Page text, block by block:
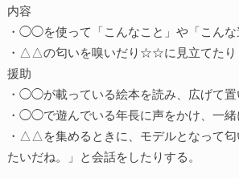
内容
・◯◯を使って「こんなこと」や「こんな
・△△の匂いを嗅いだり☆☆に見立てたり
援助
・◯◯が載っている絵本を読み、広げて置
・◯◯で遊んでいる年長に声をかけ、一緒
・△△を集めるときに、モデルとなって
たいだね。」と会話をしたりする。